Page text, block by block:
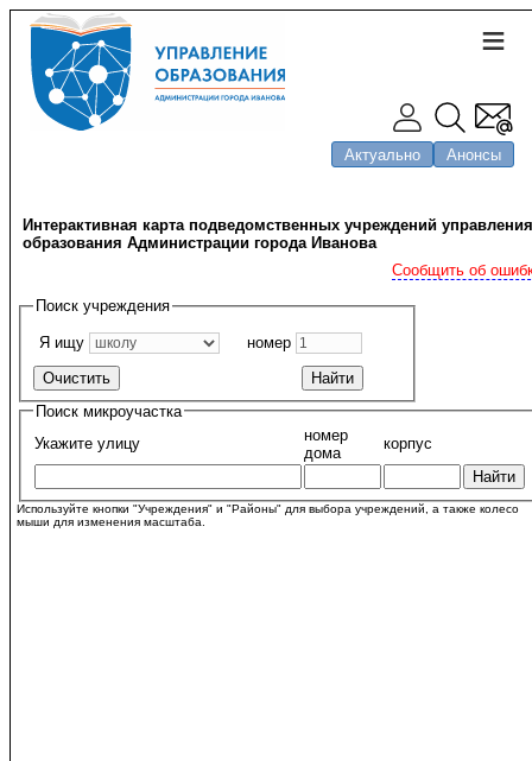
Актуально Анонсы
Интерактивная карта подведомственных учреждений управления
образования Администрации города Иванова
Сообщить об
Поиск учреждения
Я ищу номер
Поиск микроучастка
Укажите улицу
номер
дома
корпус
Используйте кнопки "Учреждения" и "Районы" для выбора учреждений, а также колесо
мыши для изменения масштаба.